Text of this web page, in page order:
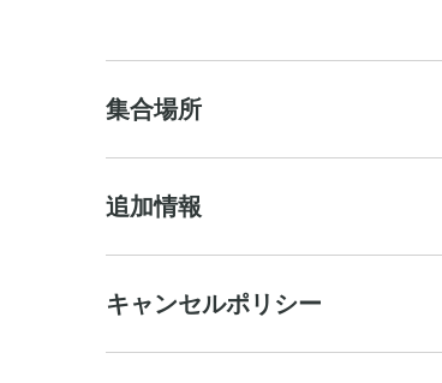
集合場所
追加情報
キャンセルポリシー